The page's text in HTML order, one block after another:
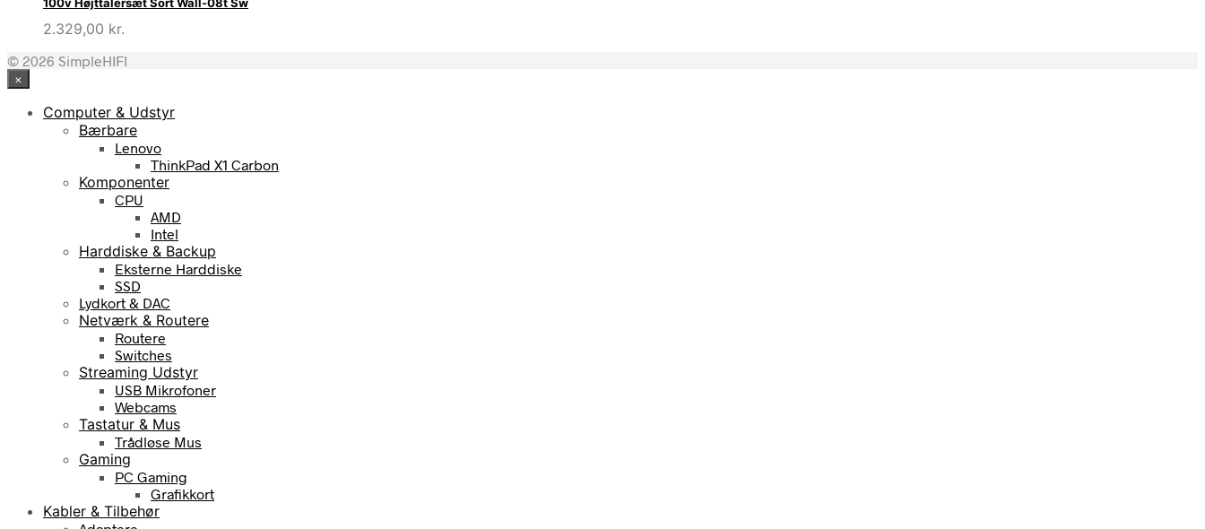
2.329,00 kr.
© 2026 SimpleHIFI
×
Computer & Udstyr
Bærbare
Lenovo
ThinkPad X1 Carbon
Komponenter
CPU
AMD
Intel
Harddiske & Backup
Eksterne Harddiske
SSD
Lydkort & DAC
Netværk & Routere
Routere
Switches
Streaming Udstyr
USB Mikrofoner
Webcams
Tastatur & Mus
Trådløse Mus
Gaming
PC Gaming
Grafikkort
Kabler & Tilbehør